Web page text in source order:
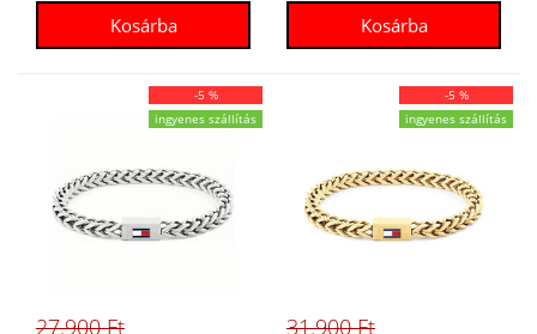
-5 %
ingyenes szállítás
27.900 Ft
-5 %
ingyenes szállítás
31.900 Ft